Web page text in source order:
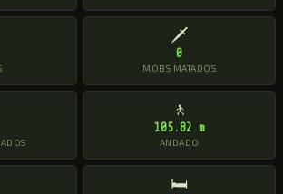
🗡
0
MOBS MATADOS
🚶
105.82 m
ANDADO
🛏